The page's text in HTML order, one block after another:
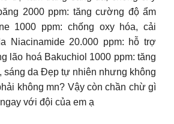
2000 ppm: tăng cường độ ẩm
1000 ppm: chống oxy hóa, cải
Niacinamide 20.000 ppm: hỗ trợ
lão hoá Bakuchiol 1000 ppm: tăng
sáng da Đẹp tự nhiên nhưng không
không mn? Vậy còn chần chừ gì
với đội của em ạ